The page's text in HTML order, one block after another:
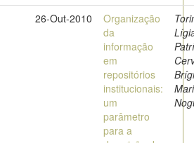
26-Out-2010
Organização
da
informação
em
repositórios
institucionais:
um
parâmetro
para a